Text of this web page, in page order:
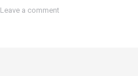
Leave a comment